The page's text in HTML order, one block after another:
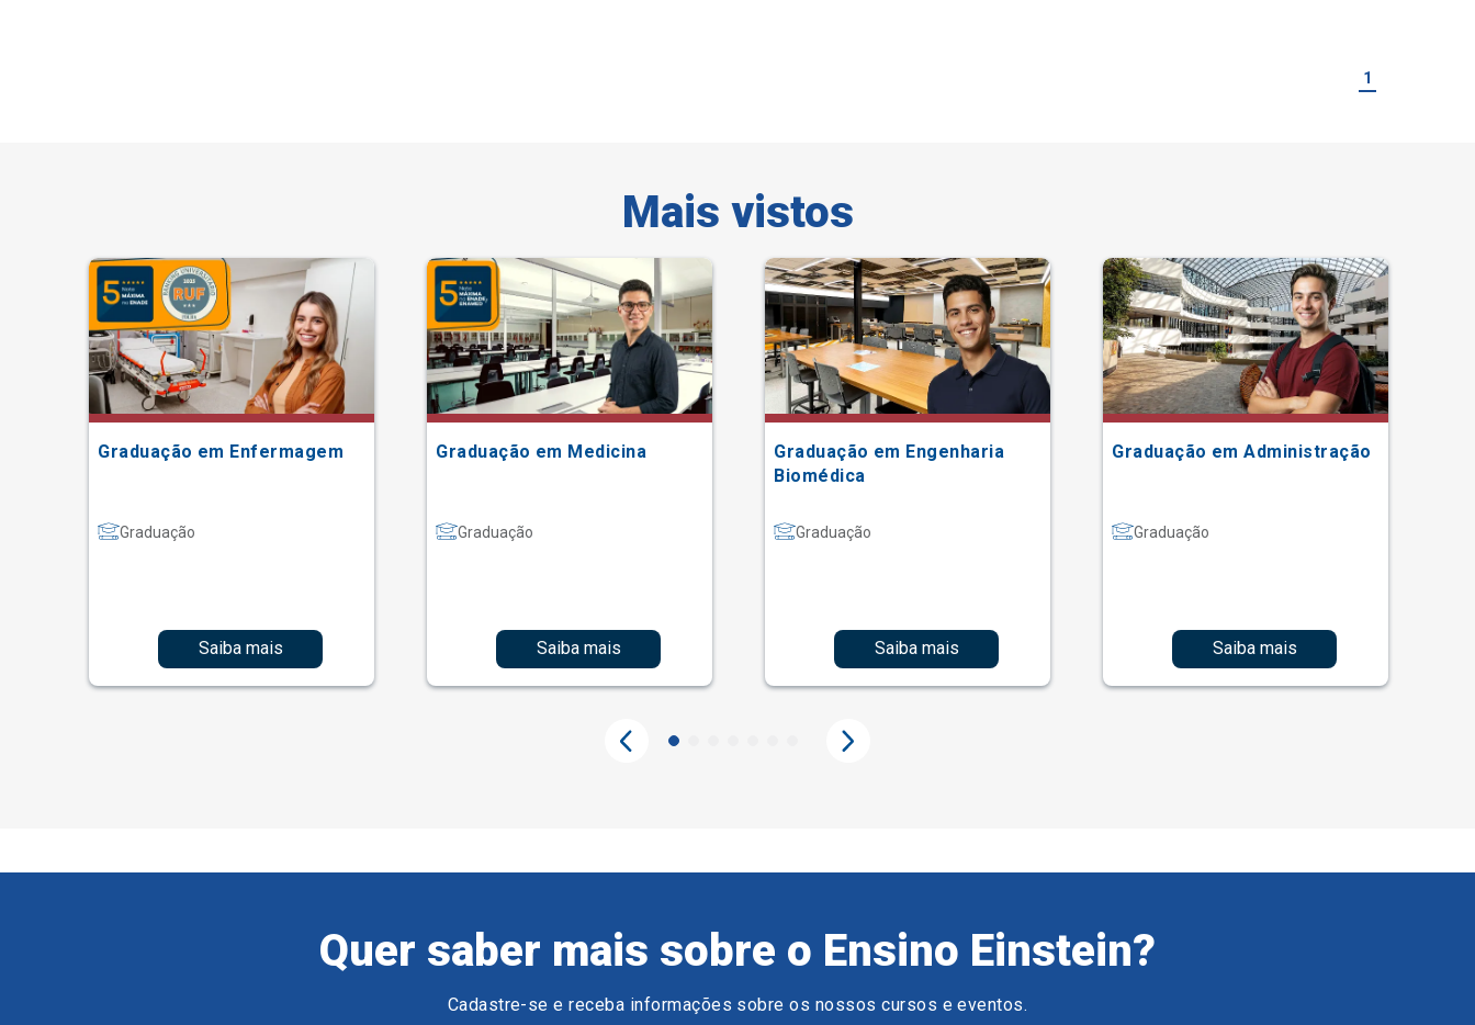
1
Mais vistos
Graduação em Enfermagem
Graduação
Saiba mais
Graduação em Medicina
Graduação
Saiba mais
Graduação em Engenharia
Biomédica
Graduação
Saiba mais
Graduação em Administração
Graduação
Saiba mais
Quer saber mais sobre o Ensino Einstein?
Cadastre-se e receba informações sobre os nossos cursos e eventos.